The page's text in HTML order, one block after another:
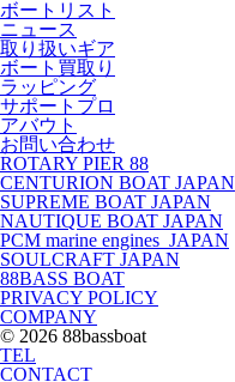
ボートリスト
ニュース
取り扱いギア
ボート買取り
ラッピング
サポートプロ
アバウト
お問い合わせ
ROTARY PIER 88
CENTURION BOAT JAPAN
SUPREME BOAT JAPAN
NAUTIQUE BOAT JAPAN
PCM marine engines JAPAN
SOULCRAFT JAPAN
88BASS BOAT
PRIVACY POLICY
COMPANY
© 2026 88bassboat
TEL
CONTACT